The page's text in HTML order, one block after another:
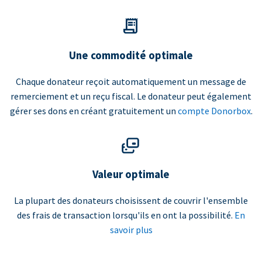
Une commodité optimale
Chaque donateur reçoit automatiquement un message de
remerciement et un reçu fiscal. Le donateur peut également
gérer ses dons en créant gratuitement un compte Donorbox.
Valeur optimale
La plupart des donateurs choisissent de couvrir l'ensemble
des frais de transaction lorsqu'ils en ont la possibilité. En
savoir plus